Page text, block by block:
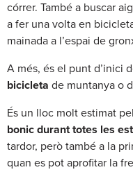
córrer. També a buscar
a fer una volta en
mainada a l’espai de
A més, és el punt d’inici
bicicleta de muntanya o
És un lloc molt estimat
bonic durant totes les
tardor, però també a la
quan es pot aprofitar la